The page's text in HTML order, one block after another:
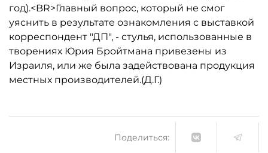
год).<BR>Главный вопрос, который не смог
уяснить в результате ознакомления с выставкой
корреспондент "ДП", - стулья, использованные в
творениях Юрия Бройтмана привезены из
Израиля, или же была задействована продукция
местных производителей.(Д.Г.)
Поделиться: